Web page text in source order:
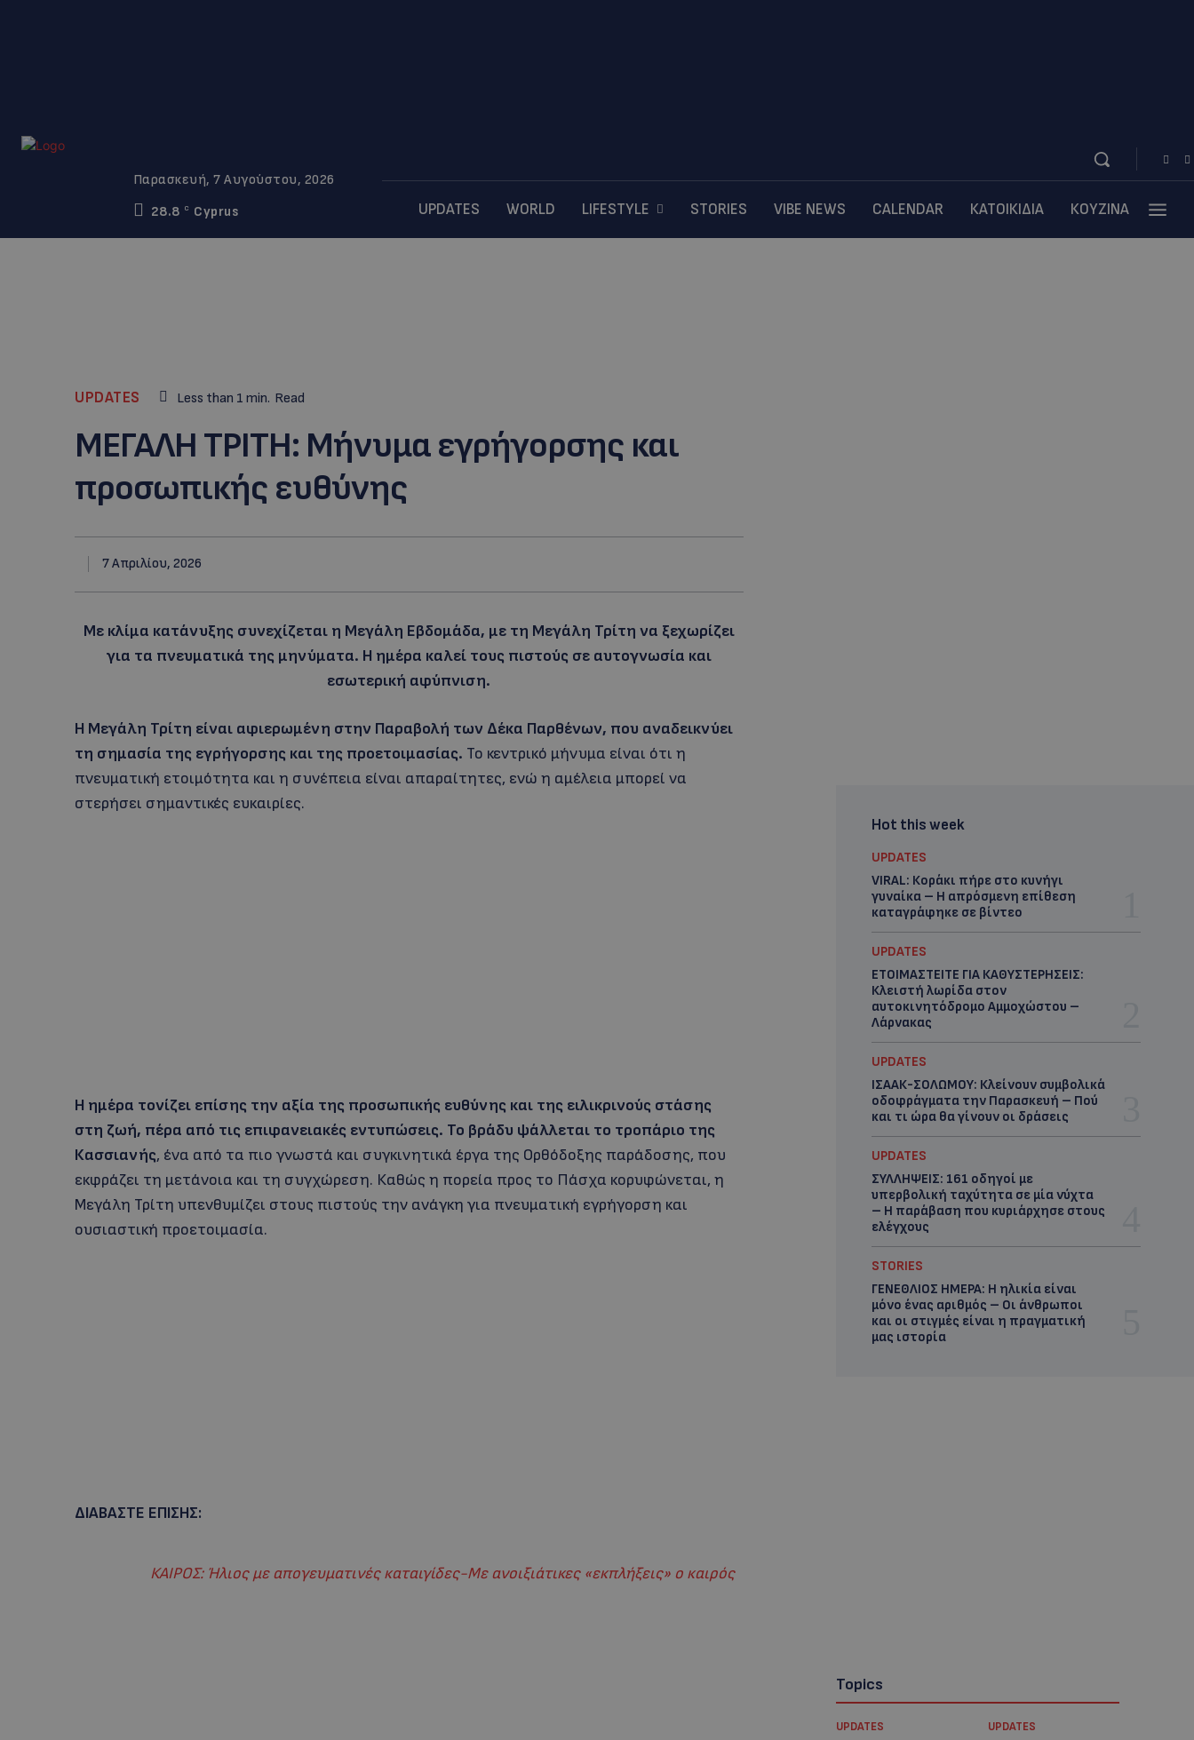
Παρασκευή, 7 Αυγούστου, 2026
28.8
C Cyprus UPDATES WORLD LIFESTYLE STORIES VIBE NEWS CALENDAR ΚΑΤΟΙΚΙΔΙΑ ΚΟΥΖΙΝΑ
UPDATES Less than 1 min. Read
ΜΕΓΑΛΗ ΤΡΙΤΗ: Μήνυμα εγρήγορσης και
προσωπικής ευθύνης
7 Απριλίου, 2026
Με κλίμα κατάνυξης συνεχίζεται η Μεγάλη Εβδομάδα, με τη Μεγάλη Τρίτη να ξεχωρίζει
για τα πνευματικά της μηνύματα. Η ημέρα καλεί τους πιστούς σε αυτογνωσία και
εσωτερική αφύπνιση.
Η Μεγάλη Τρίτη είναι αφιερωμένη στην Παραβολή των Δέκα Παρθένων, που αναδεικνύει
τη σημασία της εγρήγορσης και της προετοιμασίας. Το κεντρικό μήνυμα είναι ότι η
πνευματική ετοιμότητα και η συνέπεια είναι απαραίτητες, ενώ η αμέλεια μπορεί να
στερήσει σημαντικές ευκαιρίες.
Η ημέρα τονίζει επίσης την αξία της προσωπικής ευθύνης και της ειλικρινούς στάσης
στη ζωή, πέρα από τις επιφανειακές εντυπώσεις. Το βράδυ ψάλλεται το τροπάριο της
Κασσιανής, ένα από τα πιο γνωστά και συγκινητικά έργα της Ορθόδοξης παράδοσης, που
εκφράζει τη μετάνοια και τη συγχώρεση. Καθώς η πορεία προς το Πάσχα κορυφώνεται, η
Μεγάλη Τρίτη υπενθυμίζει στους πιστούς την ανάγκη για πνευματική εγρήγορση και
ουσιαστική προετοιμασία.
ΔΙΑΒΑΣΤΕ ΕΠΙΣΗΣ:
ΚΑΙΡΟΣ: Ήλιος με απογευματινές καταιγίδες-Με ανοιξιάτικες «εκπλήξεις» ο καιρός
Hot this week
UPDATES
VIRAL: Κοράκι πήρε στο κυνήγι
γυναίκα – Η απρόσμενη επίθεση
καταγράφηκε σε βίντεο
UPDATES
ΕΤΟΙΜΑΣΤΕΙΤΕ ΓΙΑ ΚΑΘΥΣΤΕΡΗΣΕΙΣ:
Κλειστή λωρίδα στον
αυτοκινητόδρομο Αμμοχώστου –
Λάρνακας
UPDATES
ΙΣΑΑΚ-ΣΟΛΩΜΟΥ: Κλείνουν συμβολικά
οδοφράγματα την Παρασκευή – Πού
και τι ώρα θα γίνουν οι δράσεις
UPDATES
ΣΥΛΛΗΨΕΙΣ: 161 οδηγοί με
υπερβολική ταχύτητα σε μία νύχτα
– Η παράβαση που κυριάρχησε στους
ελέγχους
STORIES
ΓΕΝΕΘΛΙΟΣ ΗΜΕΡΑ: Η ηλικία είναι
μόνο ένας αριθμός – Οι άνθρωποι
και οι στιγμές είναι η πραγματική
μας ιστορία
Topics
UPDATES UPDATES